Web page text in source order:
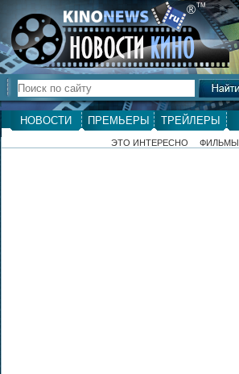
®ТМ
НОВОСТИ ПРЕМЬЕРЫ ТРЕЙЛЕРЫ
ЭТО ИНТЕРЕСНО ФИЛЬМЫ